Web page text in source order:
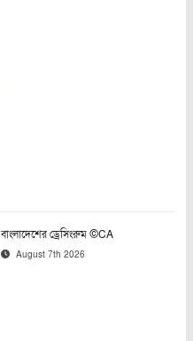
বাংলাদেশের ড্রেসিংরুম ©CA
August 7th 2026